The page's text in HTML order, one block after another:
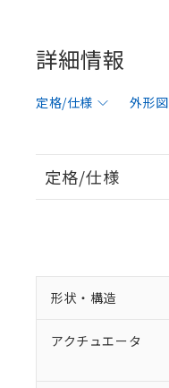
詳細情報
定格/仕様 外形図
定格/仕様
形状・構造
アクチュエータ